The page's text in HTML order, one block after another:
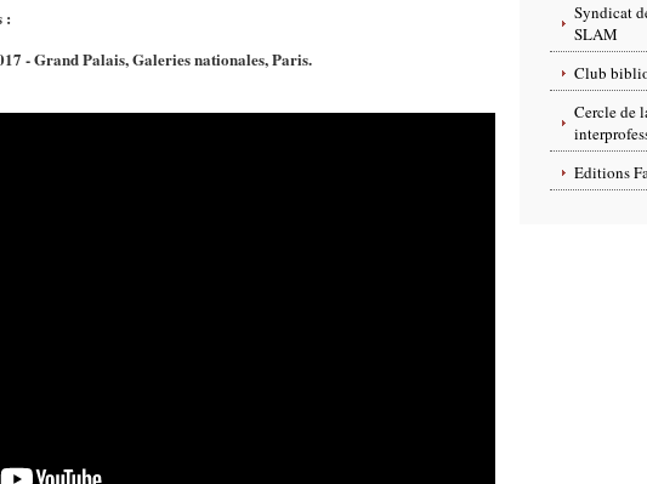
:
- Grand Palais, Galeries nationales, Paris.
Syndicat
SLAM
Club
Cercle de
Editions